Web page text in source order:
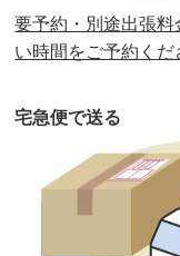
第35回人形供
第33回人形供
第32回人形供
第31回人形供
要予約・別途出張
い時間をご予約くだ
宅急便で送る